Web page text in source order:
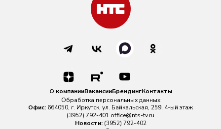
О компанииВакансииБрендингКонтакты
Обработка персональных данных
Офис: 664050, г. Иркутск, ул. Байкальская, 259, 4-ый этаж
(3952) 792-401 office@nts-tv.ru
Новости: (3952) 792-402